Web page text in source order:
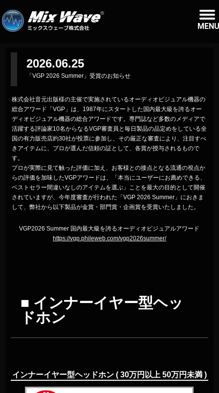
MENU
2026.06.25
「VGP 2026 Summer」受賞のお知らせ
株式会社音元出版様の主催で実施されているオーディオビジュアル機器の
総合アワード「VGP」は、1987年にスタートした国内最大級を誇るオー
ディオビジュアル機器の総合アワードです。専門誌など多数のメディアで
活躍する評論家10名からなるVGP審査員と毎日製品の品定めをしている全
国の有力販売店約30社が投票に参加し、その厳正な審査により、注目すべ
きアイテムに、プロが選んだ信頼の証として、各賞が授与されるもので
す。
プロが実際に見て触った評価に加え、お客様との接点となる流通の視点か
らの評価を加味したVGPアワードは、「本当にユーザーにお薦めできる、
ベストセラー間違いなしのアイテムを選ぶ」ことを最大の目的として開催
されていますが、今年度審査が行われた「VGP 2026 Summer」におきま
して、弊社から以下製品が金賞・部門賞・企画賞を受賞いたしました。
VGP2026 Summer 国内最大級を誇るオーディオビジュアルアワード
https://vgp.phileweb.com/vgp2026summer/
■ インナーイヤー型ヘッ
ドホン
インナーイヤー型ヘッドホン ( 30万円以上 50万円未満 )